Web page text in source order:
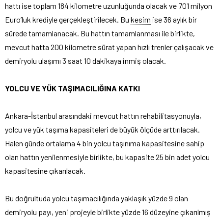
hattı ise toplam 184 kilometre uzunluğunda olacak ve 701 milyon
Euro’luk krediyle gerçekleştirilecek. Bu kesim ise 36 aylık bir
sürede tamamlanacak. Bu hattın tamamlanması ile birlikte,
mevcut hatta 200 kilometre sürat yapan hızlı trenler çalışacak ve
demiryolu ulaşımı 3 saat 10 dakikaya inmiş olacak.
YOLCU VE YÜK TAŞIMACILIĞINA KATKI
Ankara-İstanbul arasındaki mevcut hattın rehabilitasyonuyla,
yolcu ve yük taşıma kapasiteleri de büyük ölçüde arttırılacak.
Halen günde ortalama 4 bin yolcu taşınıma kapasitesine sahip
olan hattın yenilenmesiyle birlikte, bu kapasite 25 bin adet yolcu
kapasitesine çıkarılacak.
Bu doğrultuda yolcu taşımacılığında yaklaşık yüzde 9 olan
demiryolu payı, yeni projeyle birlikte yüzde 16 düzeyine çıkarılmış